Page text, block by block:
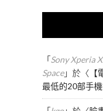
「Sony Xperia
Space」於〈
最低的20部手